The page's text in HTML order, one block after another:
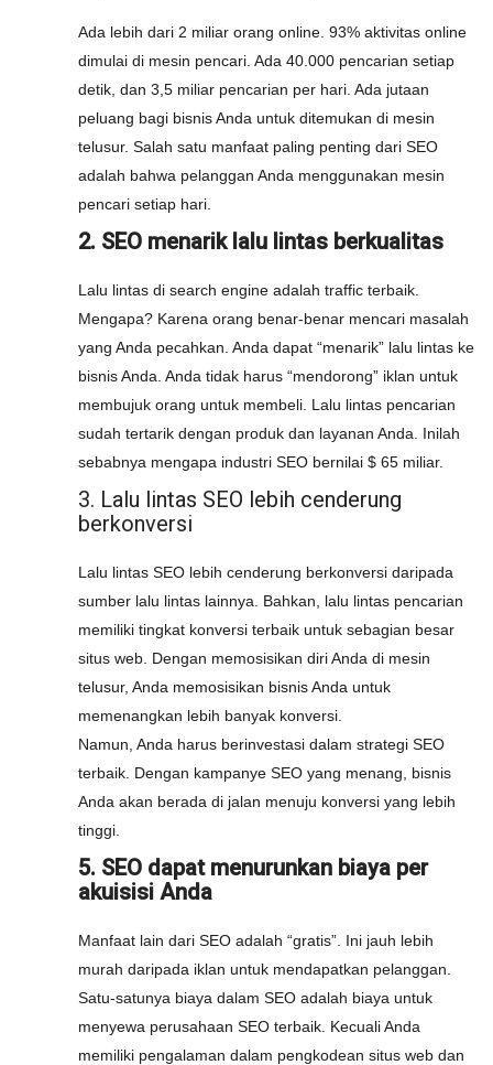
Ada lebih dari 2 miliar orang online. 93% aktivitas online
dimulai di mesin pencari. Ada 40.000 pencarian setiap
detik, dan 3,5 miliar pencarian per hari. Ada jutaan
peluang bagi bisnis Anda untuk ditemukan di mesin
telusur. Salah satu manfaat paling penting dari SEO
adalah bahwa pelanggan Anda menggunakan mesin
pencari setiap hari.
2. SEO menarik lalu lintas berkualitas
Lalu lintas di search engine adalah traffic terbaik.
Mengapa? Karena orang benar-benar mencari masalah
yang Anda pecahkan. Anda dapat “menarik” lalu lintas ke
bisnis Anda. Anda tidak harus “mendorong” iklan untuk
membujuk orang untuk membeli. Lalu lintas pencarian
sudah tertarik dengan produk dan layanan Anda. Inilah
sebabnya mengapa industri SEO bernilai $ 65 miliar.
3. Lalu lintas SEO lebih cenderung
berkonversi
Lalu lintas SEO lebih cenderung berkonversi daripada
sumber lalu lintas lainnya. Bahkan, lalu lintas pencarian
memiliki tingkat konversi terbaik untuk sebagian besar
situs web. Dengan memosisikan diri Anda di mesin
telusur, Anda memosisikan bisnis Anda untuk
memenangkan lebih banyak konversi.
Namun, Anda harus berinvestasi dalam strategi SEO
terbaik. Dengan kampanye SEO yang menang, bisnis
Anda akan berada di jalan menuju konversi yang lebih
tinggi.
5. SEO dapat menurunkan biaya per
akuisisi Anda
Manfaat lain dari SEO adalah “gratis”. Ini jauh lebih
murah daripada iklan untuk mendapatkan pelanggan.
Satu-satunya biaya dalam SEO adalah biaya untuk
menyewa perusahaan SEO terbaik. Kecuali Anda
memiliki pengalaman dalam pengkodean situs web dan